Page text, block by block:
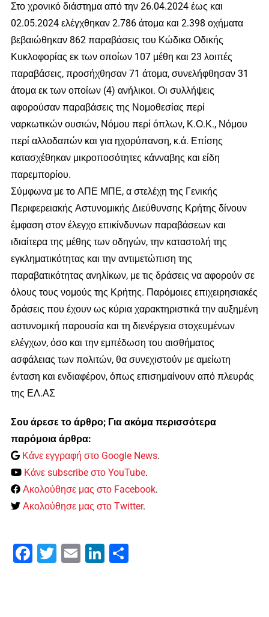
Στο χρονικό διάστημα από την 26.04.2024 έως και
02.05.2024 ελέγχθηκαν 2.786 άτομα και 2.398 οχήματα
βεβαιώθηκαν 862 παραβάσεις του Κώδικα Οδικής
Κυκλοφορίας εκ των οποίων 107 μέθη και 23 λοιπές
παραβάσεις, προσήχθησαν 71 άτομα, συνελήφθησαν 31
άτομα εκ των οποίων (4) ανήλικοι. Οι συλλήψεις
αφορούσαν παραβάσεις της Νομοθεσίας περί
ναρκωτικών ουσιών, Νόμου περί όπλων, Κ.Ο.Κ., Νόμου
περί αλλοδαπών και για ηχορύπανση, κ.ά. Επίσης
κατασχέθηκαν μικροποσότητες κάνναβης και είδη
παρεμπορίου.
Σύμφωνα με το ΑΠΕ ΜΠΕ, α στελέχη της Γενικής
Περιφερειακής Αστυνομικής Διεύθυνσης Κρήτης δίνουν
έμφαση στον έλεγχο επικίνδυνων παραβάσεων και
ιδιαίτερα της μέθης των οδηγών, την καταστολή της
εγκληματικότητας και την αντιμετώπιση της
παραβατικότητας ανηλίκων, με τις δράσεις να αφορούν σε
όλους τους νομούς της Κρήτης. Παρόμοιες επιχειρησιακές
δράσεις που έχουν ως κύρια χαρακτηριστικά την αυξημένη
αστυνομική παρουσία και τη διενέργεια στοχευμένων
ελέγχων, όσο και την εμπέδωση του αισθήματος
ασφάλειας των πολιτών, θα συνεχιστούν με αμείωτη
ένταση και ενδιαφέρον, όπως επισημαίνουν από πλευράς
της ΕΛ.ΑΣ
Σου άρεσε το άρθρο; Για ακόμα περισσότερα
παρόμοια άρθρα:
Κάνε εγγραφή στο Google News.
Κάνε subscribe στο YouTube.
Ακολούθησε μας στο Facebook.
Ακολούθησε μας στο Twitter.
Facebook
Twitter Email LinkedIn